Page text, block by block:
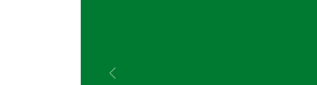
Previous